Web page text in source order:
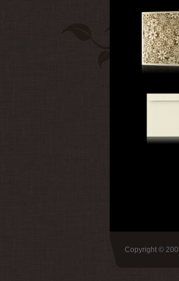
Copyright ©